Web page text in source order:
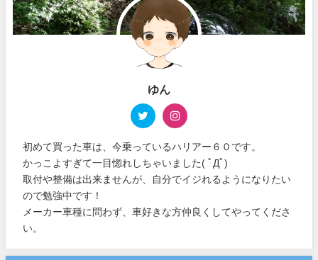
ゆん
初めて買った車は、今乗っているハリアー６０です。
かっこよすぎて一目惚れしちゃいました( ﾟДﾟ)
取付や整備は出来ませんが、自分でイジれるようになりたい
ので勉強中です！
メーカー車種に問わず、車好きな方仲良くしてやってくださ
い。